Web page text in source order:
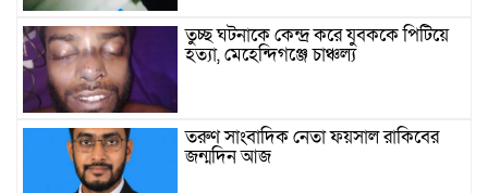
তুচ্ছ ঘটনাকে কেন্দ্র করে যুবককে পিটিয়ে
হত্যা, মেহেন্দিগঞ্জে চাঞ্চল্য
তরুণ সাংবাদিক নেতা ফয়সাল রাকিবের
জন্মদিন আজ